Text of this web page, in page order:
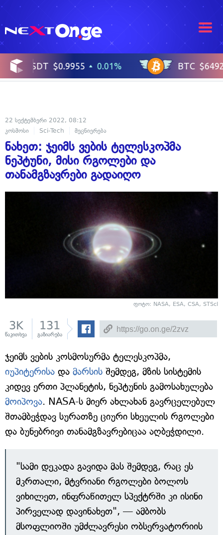
22 სექტემბერი 2022, 08:12
კოსმოსი
Sci-Tech მეცნიერება
ნახეთ: ჯეიმს ვების ტელესკოპმა
ნეპტუნი, მისი რგოლები და
თანამგზავრები გადაიღო
ფოტო: NASA, ESA, CSA, STScI
3K
წაკითხვა
131
გაზიარება
ჯეიმს ვების კოსმოსურმა ტელესკოპმა,
იუპიტერისა და მარსის შემდეგ, მზის სისტემის
კიდევ ერთი პლანეტის, ნეპტუნის გამოსახულება
მოიპოვა. NASA-ს მიერ ახლახან გავრცელებულ
შთამბეჭდავ სურათზე ციური სხეულის რგოლები
და ბუნებრივი თანამგზავრებიცაა აღბეჭდილი.
"სამი დეკადა გავიდა მას შემდეგ, რაც ეს
მკრთალი, მტვრიანი რგოლები ბოლოს
ვიხილეთ, ინფრაწითელ სპექტრში კი ისინი
პირველად დავინახეთ", — ამბობს
მსოფლიოში უმძლავრესი ობსერვატორიის